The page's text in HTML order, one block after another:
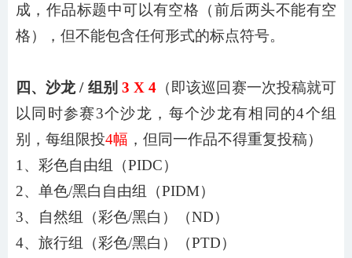
成，作品标题中可以有空格（前后两头不能有空
格），但不能包含任何形式的标点符号。
四、沙龙/ 组别 3 X 4（即该巡回赛一次投稿就可
以同时参赛3个沙龙，每个沙龙有相同的4个组
别，每组限投4幅 ，但同一作品不得重复投稿）
1、彩色自由组（PIDC）
2、单色/黑白自由组（PIDM）
3、自然组（彩色/黑白）（ND）
4、旅行组（彩色/黑白）（PTD）